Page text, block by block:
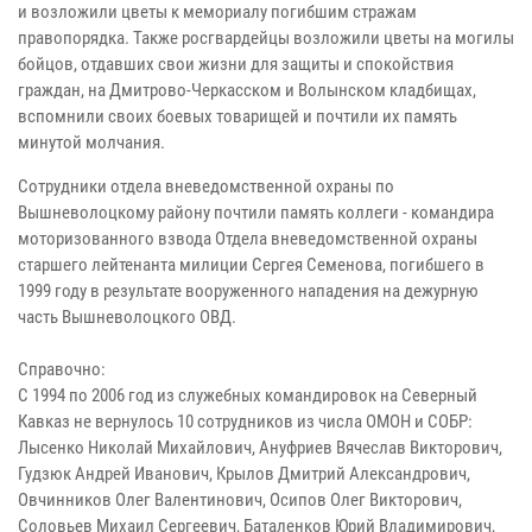
и возложили цветы к мемориалу погибшим стражам
правопорядка. Также росгвардейцы возложили цветы на могилы
бойцов, отдавших свои жизни для защиты и спокойствия
граждан, на Дмитрово-Черкасском и Волынском кладбищах,
вспомнили своих боевых товарищей и почтили их память
минутой молчания.
Сотрудники отдела вневедомственной охраны по
Вышневолоцкому району почтили память коллеги - командира
моторизованного взвода Отдела вневедомственной охраны
старшего лейтенанта милиции Сергея Семенова, погибшего в
1999 году в результате вооруженного нападения на дежурную
часть Вышневолоцкого ОВД.
Справочно:
С 1994 по 2006 год из служебных командировок на Северный
Кавказ не вернулось 10 сотрудников из числа ОМОН и СОБР:
Лысенко Николай Михайлович, Ануфриев Вячеслав Викторович,
Гудзюк Андрей Иванович, Крылов Дмитрий Александрович,
Овчинников Олег Валентинович, Осипов Олег Викторович,
Соловьев Михаил Сергеевич, Баталенков Юрий Владимирович,